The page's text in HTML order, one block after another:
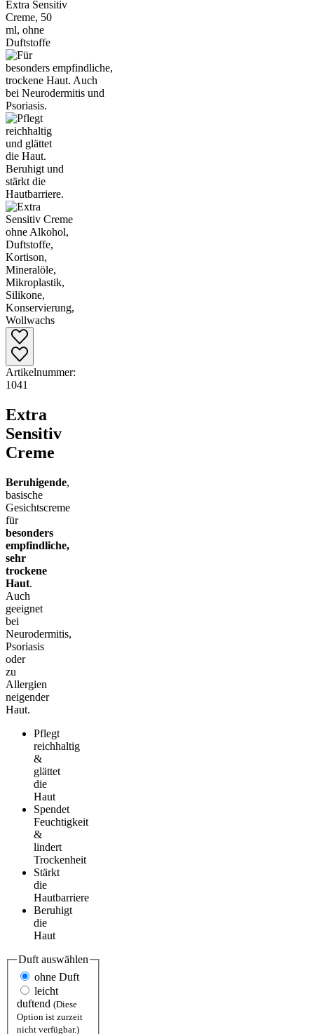
Artikelnummer:
1041
Extra
Sensitiv
Creme
Beruhigende,
basische
Gesichtscreme
für
besonders
empfindliche,
sehr
trockene
Haut.
Auch
geeignet
bei
Neurodermitis,
Psoriasis
oder
zu
Allergien
neigender
Haut.
Pflegt
reichhaltig
&
glättet
die
Haut
Spendet
Feuchtigkeit
&
lindert
Trockenheit
Stärkt
die
Hautbarriere
Beruhigt
die
Haut
Duft auswählen
ohne Duft
leicht
duftend (Diese
Option ist zurzeit
nicht verfügbar.)